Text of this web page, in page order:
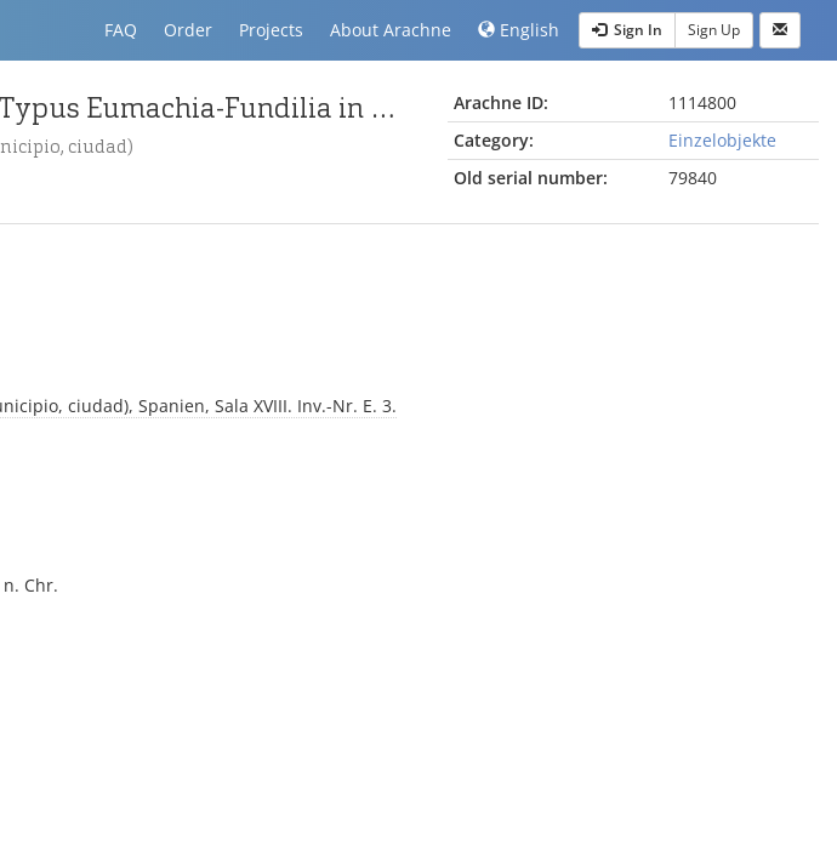
FAQ Order Projects About Arachne English Sign In Sign Up
weibliche Gewandstatue im Typus Eumachia-Fundilia in der Ausführung Fundilia
ciudad)
Arachne ID:
1114800
Category:
Einzelobjekte
Old serial number:
79840
ciudad), Spanien, Sala XVIII. Inv.-Nr. E. 3.
n. Chr.